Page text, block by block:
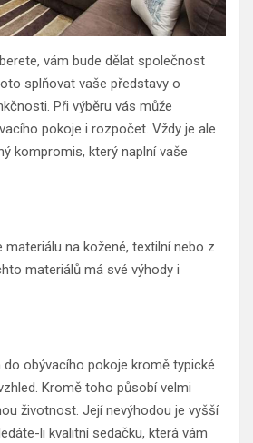
vám bude dělat společnost
splňovat vaše představy o
Při výběru vás může
pokoje i rozpočet. Vždy je ale
kompromis, který naplní vaše
materiálu na kožené, textilní nebo z
materiálů má své výhody i
do obývacího pokoje kromě typické
Kromě toho působí velmi
životnost. Její nevýhodou je vyšší
li kvalitní sedačku, která vám